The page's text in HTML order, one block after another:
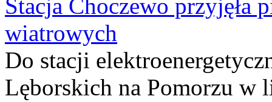
Stacja Choczewo przyjęła
wiatrowych
Do stacji
Lęborskich na Pomorzu w